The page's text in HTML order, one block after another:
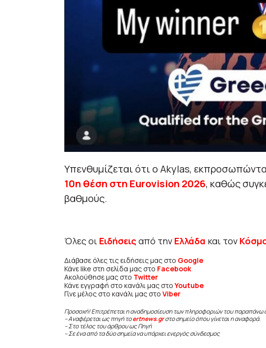
Υπενθυμίζεται ότι ο Akylas,
10η θέση στη Eurovision 2026, καθώς
βαθμούς.
Όλες οι Ειδήσεις από την Ελλάδα και τον
Διάβασε όλες τις ειδήσεις μας στο Google
Κάνε like στη σελίδα μας στο Facebook
Ακολούθησε μας στο Twitter
Κάνε εγγραφή στο κανάλι μας στοYoutube
Γίνε μέλος στο κανάλι μας στο Viber
Προσοχή! Επιτρέπεται η αναδημοσίευση των πληροφοριών του παραπάνω
– Αναφέρεται ως πηγή τοertnews.gr στο σημείο όπου γίνεται η αναφορά.
– Στο τέλος του άρθρου ως Πηγή
– Σε ένα από τα δύο σημεία να υπάρχει ενεργός σύνδεσμος